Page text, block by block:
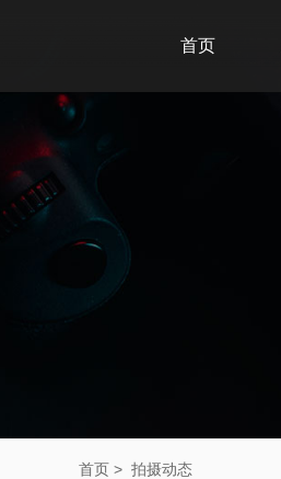
首页
首页 > 拍摄动态